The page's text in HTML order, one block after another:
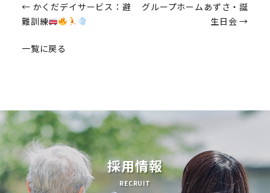
投
稿
ナ
ー
シ
ョ
ン
← かくだデイサービス：避
難訓練
グループホームあずさ・誕
生日会 →
一覧に戻る
採用情報
RECRUIT